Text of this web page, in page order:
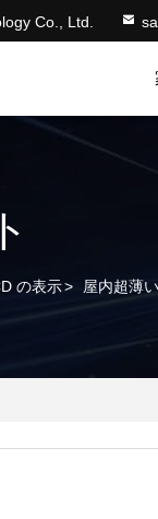
Co., Ltd.
の表示> 屋内超薄